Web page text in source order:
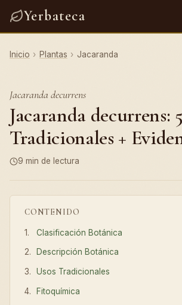
Yerbateca
Inicio › Plantas › Jacaranda
Jacaranda decurrens
Jacaranda decurrens:
Tradicionales +
9 min de lectura
CONTENIDO
Clasificación Botánica
Descripción Botánica
Usos Tradicionales
Fitoquímica